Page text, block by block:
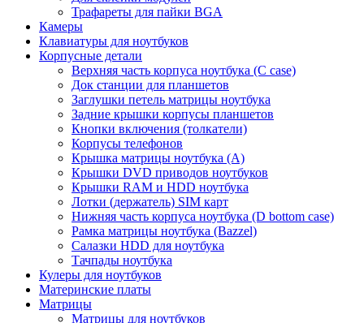
Трафареты для пайки BGA
Камеры
Клавиатуры для ноутбуков
Корпусные детали
Верхняя часть корпуса ноутбука (С case)
Док станции для планшетов
Заглушки петель матрицы ноутбука
Задние крышки корпусы планшетов
Кнопки включения (толкатели)
Корпусы телефонов
Крышка матрицы ноутбука (A)
Крышки DVD приводов ноутбуков
Крышки RAM и HDD ноутбука
Лотки (держатель) SIM карт
Нижняя часть корпуса ноутбука (D bottom case)
Рамка матрицы ноутбука (Bazzel)
Салазки HDD для ноутбука
Тачпады ноутбука
Кулеры для ноутбуков
Материнские платы
Матрицы
Матрицы для ноутбуков